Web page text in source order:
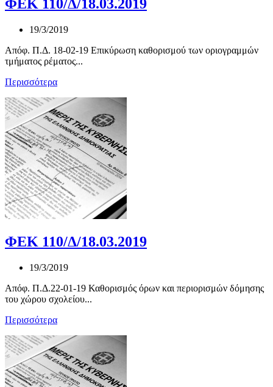
ΦΕΚ 110/Δ/18.03.2019
19/3/2019
Απόφ. Π.Δ. 18-02-19 Επικύρωση καθορισμού των οριογραμμών
τμήματος ρέματος...
Περισσότερα
ΦΕΚ 110/Δ/18.03.2019
19/3/2019
Απόφ. Π.Δ.22-01-19 Καθορισμός όρων και περιορισμών δόμησης
του χώρου σχολείου...
Περισσότερα